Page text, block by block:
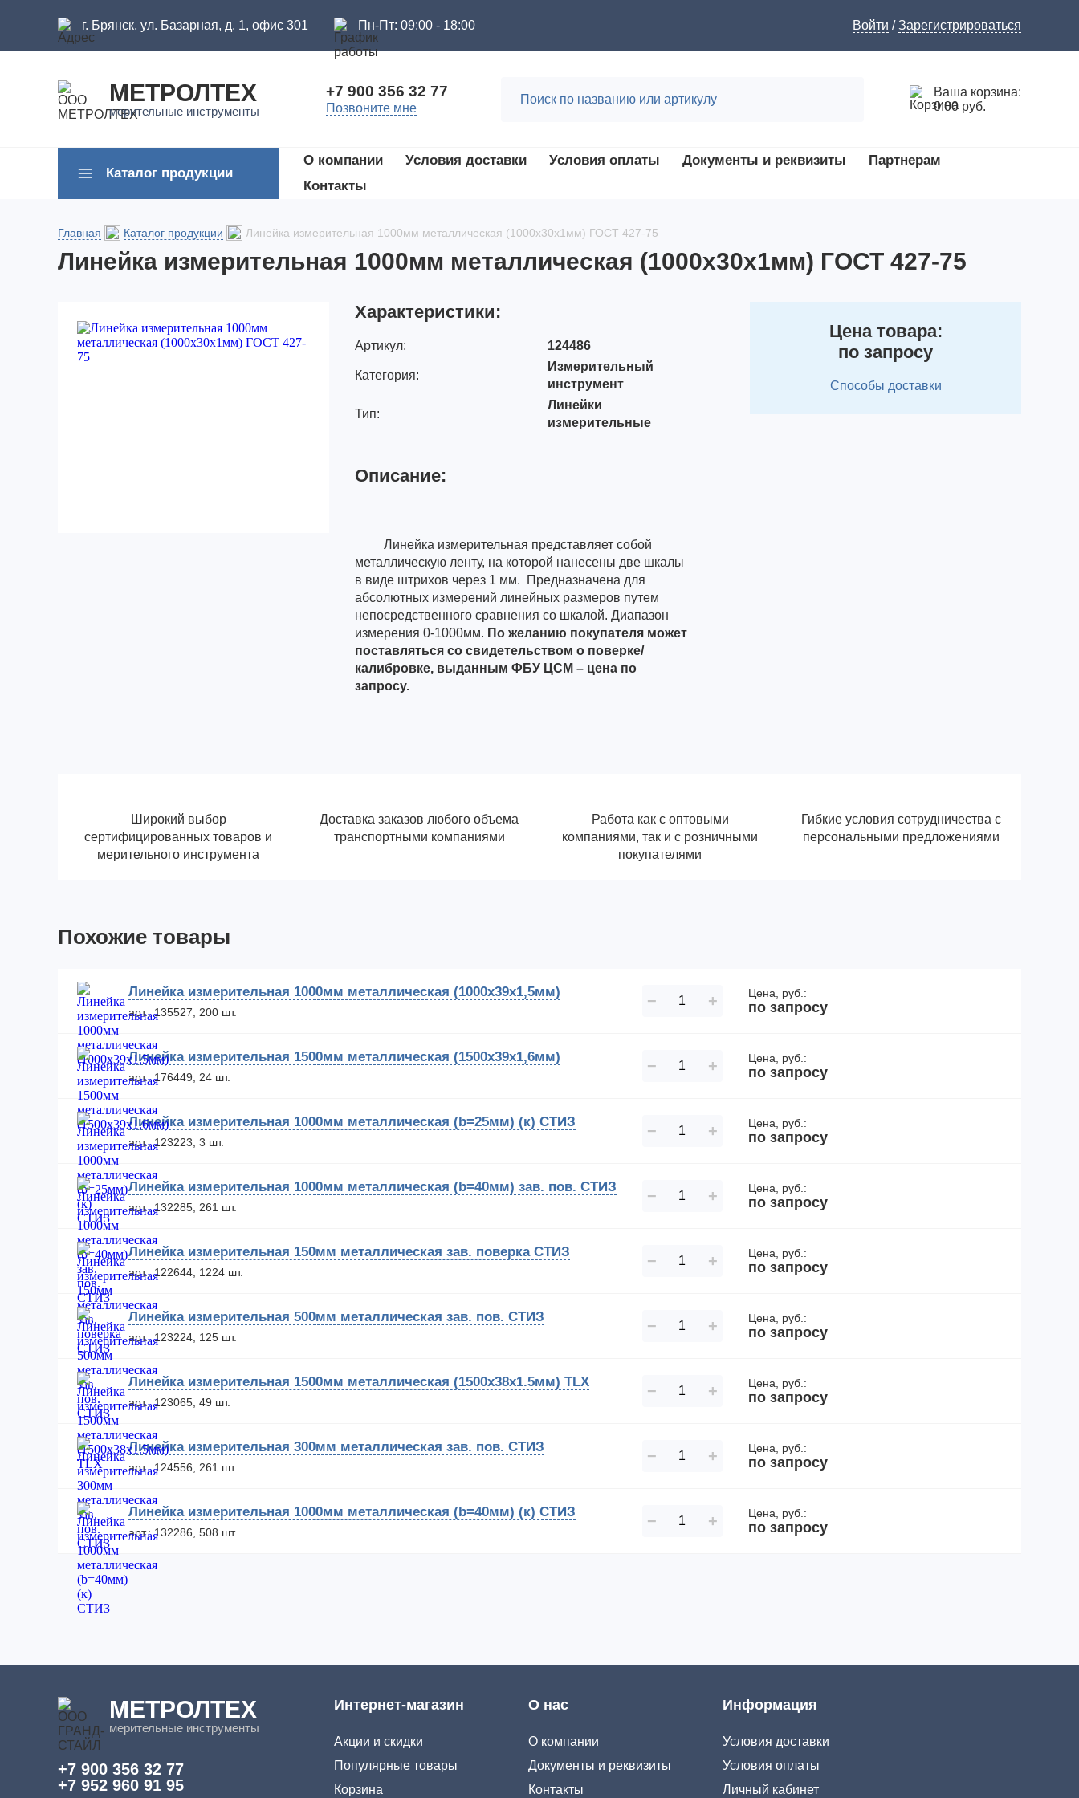
г. Брянск, ул. Базарная, д. 1, офис 301 Пн-Пт: 09:00 - 18:00 Войти /Зарегистрироваться
МЕТРОЛТЕХ
мерительные инструменты
+7 900 356 32 77
Позвоните мне
Ваша корзина:
0.00 руб.
Каталог продукции
О компании Условия доставки Условия оплаты Документы и реквизиты
Партнерам
Контакты
Главная Каталог продукции Линейка измерительная 1000мм металлическая (1000х30х1мм) ГОСТ 427-75
Линейка измерительная 1000мм металлическая (1000х30х1мм) ГОСТ 427-75
Характеристики:
Артикул: 124486
Категория:
Измерительный
инструмент
Тип:
Линейки
измерительные
Описание:
Линейка измерительная представляет собой
металлическую ленту, на которой нанесены две шкалы
в виде штрихов через 1 мм. Предназначена для
абсолютных измерений линейных размеров путем
непосредственного сравнения со шкалой. Диапазон
измерения 0-1000мм. По желанию покупателя может
поставляться со свидетельством о поверке/
калибровке, выданным ФБУ ЦСМ – цена по
запросу.
Цена товара:
по запросу
Способы доставки
Широкий выбор
сертифицированных товаров и
мерительного инструмента
Доставка заказов любого объема
транспортными компаниями
Работа как с оптовыми
компаниями, так и с розничными
покупателями
Гибкие условия сотрудничества с
персональными предложениями
Похожие товары
Линейка измерительная 1000мм металлическая (1000х39х1,5мм)
арт.: 135527, 200 шт.
− + Цена, руб.:
по запросу
Линейка измерительная 1500мм металлическая (1500х39х1,6мм)
арт.: 176449, 24 шт.
− + Цена, руб.:
по запросу
Линейка измерительная 1000мм металлическая (b=25мм) (к) СТИЗ
арт.: 123223, 3 шт.
− + Цена, руб.:
по запросу
Линейка измерительная 1000мм металлическая (b=40мм) зав. пов. СТИЗ
арт.: 132285, 261 шт.
− + Цена, руб.:
по запросу
Линейка измерительная 150мм металлическая зав. поверка СТИЗ
арт.: 122644, 1224 шт.
− + Цена, руб.:
по запросу
Линейка измерительная 500мм металлическая зав. пов. СТИЗ
арт.: 123224, 125 шт.
− + Цена, руб.:
по запросу
Линейка измерительная 1500мм металлическая (1500х38х1.5мм) TLX
арт.: 123065, 49 шт.
− + Цена, руб.:
по запросу
Линейка измерительная 300мм металлическая зав. пов. СТИЗ
арт.: 124556, 261 шт.
− + Цена, руб.:
по запросу
Линейка измерительная 1000мм металлическая (b=40мм) (к) СТИЗ
арт.: 132286, 508 шт.
− + Цена, руб.:
по запросу
МЕТРОЛТЕХ
мерительные инструменты
+7 900 356 32 77
+7 952 960 91 95
Интернет-магазин
Акции и скидки
Популярные товары
Корзина
О нас
О компании
Документы и реквизиты
Контакты
Информация
Условия доставки
Условия оплаты
Личный кабинет